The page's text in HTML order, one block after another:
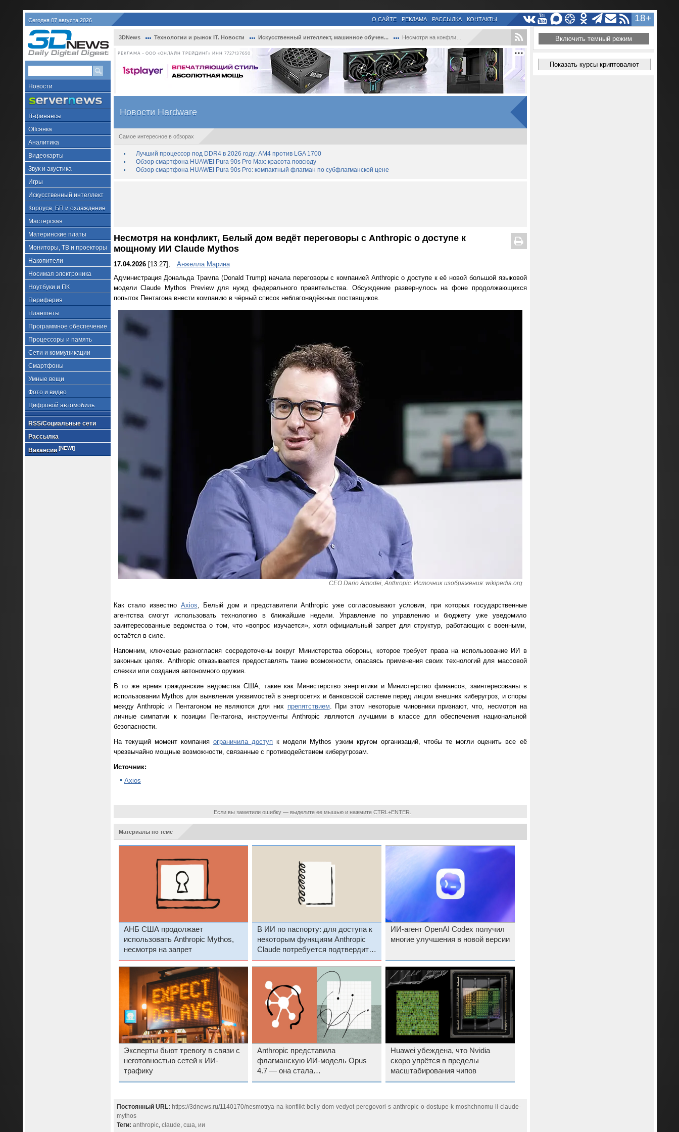
Сегодня 07 августа 2026 18+
О САЙТЕ РЕКЛАМА РАССЫЛКА КОНТАКТЫ
Новости
IT-финансы
Offсянка
Аналитика
Видеокарты
Звук и акустика
Игры
Искусственный интеллект
Корпуса, БП и охлаждение
Мастерская
Материнские платы
Мониторы, ТВ и проекторы
Накопители
Носимая электроника
Ноутбуки и ПК
Периферия
Планшеты
Программное обеспечение
Процессоры и память
Сети и коммуникации
Смартфоны
Умные вещи
Фото и видео
Цифровой автомобиль
RSS/Социальные сети
Рассылка
Вакансии [NEW!]
3DNews Технологии и рынок IT. Новости Искусственный интеллект, машинное обучен... Несмотря на конфликт, Белый дом ведёт пе...
РЕКЛАМА • ООО «ОНЛАЙН ТРЕЙДИНГ» ИНН 7727137650
Новости Hardware
Самое интересное в обзорах
Лучший процессор под DDR4 в 2026 году: AM4 против LGA 1700
Обзор смартфона HUAWEI Pura 90s Pro Max: красота повсюду
Обзор смартфона HUAWEI Pura 90s Pro: компактный флагман по субфлагманской цене
Несмотря на конфликт, Белый дом ведёт переговоры с Anthropic о доступе к
мощному ИИ Claude Mythos
17.04.2026[13:27],
Анжелла Марина
Администрация Дональда Трампа (Donald Trump) начала переговоры с компанией Anthropic о доступе к её новой большой языковой
модели Claude Mythos Preview для нужд федерального правительства. Обсуждение развернулось на фоне продолжающихся
попыток Пентагона внести компанию в чёрный список неблагонадёжных поставщиков.
CEODario Amodei, Anthropic. Источник изображения: wikipedia.org
Как стало известно Axios, Белый дом и представители Anthropic уже согласовывают условия, при которых государственные
агентства смогут использовать технологию в ближайшие недели. Управление по управлению и бюджету уже уведомило
заинтересованные ведомства о том, что «вопрос изучается», хотя официальный запрет для структур, работающих с военными,
остаётся в силе.
Напомним, ключевые разногласия сосредоточены вокруг Министерства обороны, которое требует права на использование ИИ в
законных целях. Anthropic отказывается предоставлять такие возможности, опасаясь применения своих технологий для массовой
слежки или создания автономного оружия.
В то же время гражданские ведомства США, такие как Министерство энергетики и Министерство финансов, заинтересованы в
использовании Mythos для выявления уязвимостей в энергосетях и банковской системе перед лицом внешних киберугроз, и споры
между Anthropic и Пентагоном не являются для них препятствием. При этом некоторые чиновники признают, что, несмотря на
личные симпатии к позиции Пентагона, инструменты Anthropic являются лучшими в классе для обеспечения национальной
безопасности.
На текущий момент компания ограничила доступ к модели Mythos узким кругом организаций, чтобы те могли оценить все её
чрезвычайно мощные возможности, связанные с противодействием киберугрозам.
Источник:
Axios
Если вы заметили ошибку — выделите ее мышью и нажмите CTRL+ENTER.
Материалы по теме
АНБ США продолжает
использовать Anthropic Mythos,
несмотря на запрет
В ИИ по паспорту: для доступа к
некоторым функциям Anthropic
Claude потребуется подтвердить
личность
ИИ-агент OpenAI Codex получил
многие улучшения в новой версии
Эксперты бьют тревогу в связи с
неготовностью сетей к ИИ-
трафику
Anthropic представила
флагманскую ИИ-модель Opus
4.7 — она стала
«самостоятельнее» и лучше в
Huawei убеждена, что Nvidia
скоро упрётся в пределы
масштабирования чипов
Постоянный URL: https://3dnews.ru/1140170/nesmotrya-na-konflikt-beliy-dom-vedyot-peregovori-s-anthropic-o-dostupe-k-moshchnomu-ii-claude-
mythos
Теги: anthropic, claude, сша, ии
Включить темный режим
Показать курсы криптовалют